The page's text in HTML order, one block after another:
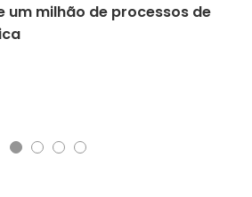
um milhão de processos de